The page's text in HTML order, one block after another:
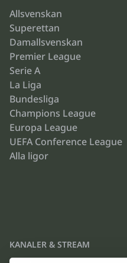
Allsvenskan
Superettan
Damallsvenskan
Premier League
Serie A
La Liga
Bundesliga
Champions League
Europa League
UEFA Conference League
Alla ligor
KANALER & STREAM